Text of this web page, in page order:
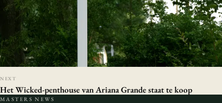
NEXT
Het Wicked-penthouse van Ariana Grande staat te koop
MASTERS NEWS